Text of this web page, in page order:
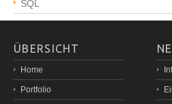
SQL
ÜBERSICHT
Home
Portfolio